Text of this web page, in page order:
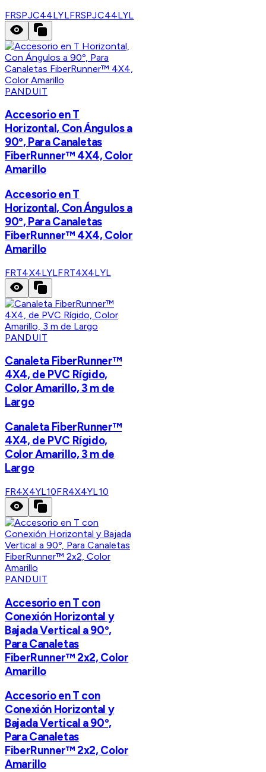
FRSPJC44LYLFRSPJC44LYL
PANDUIT
Accesorio en T
Horizontal, Con Ángulos a
90º, Para Canaletas
FiberRunner™ 4X4, Color
Amarillo
Accesorio en T
Horizontal, Con Ángulos a
90º, Para Canaletas
FiberRunner™ 4X4, Color
Amarillo
FRT4X4LYLFRT4X4LYL
PANDUIT
Canaleta FiberRunner™
4X4, de PVC Rígido,
Color Amarillo, 3 m de
Largo
Canaleta FiberRunner™
4X4, de PVC Rígido,
Color Amarillo, 3 m de
Largo
FR4X4YL10FR4X4YL10
PANDUIT
Accesorio en T con
Conexión Horizontal y
Bajada Vertical a 90º,
Para Canaletas
FiberRunner™ 2x2, Color
Amarillo
Accesorio en T con
Conexión Horizontal y
Bajada Vertical a 90º,
Para Canaletas
FiberRunner™ 2x2, Color
Amarillo